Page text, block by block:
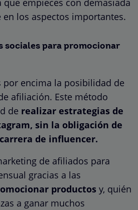
los aspectos importantes.
sociales para promocionar
por encima la posibilidad de
afiliación. Este método
de realizar estrategias de
sin la obligación de
de influencer.
de afiliados para
gracias a las
productos y, quién
a ganar muchos